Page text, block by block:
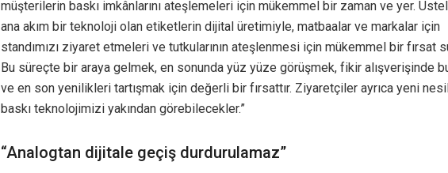
müşterilerin baskı imkânlarını ateşlemeleri için mükemmel bir zaman ve yer.
ana akım bir teknoloji olan etiketlerin dijital üretimiyle, matbaalar ve markalar için
standımızı ziyaret etmeleri ve tutkularının ateşlenmesi için mükemmel bir fırsat
Bu süreçte bir araya gelmek, en sonunda yüz yüze görüşmek, fikir alışverişinde
ve en son yenilikleri tartışmak için değerli bir fırsattır. Ziyaretçiler ayrıca yeni
baskı teknolojimizi yakından görebilecekler.”
“Analogtan dijitale geçiş durdurulamaz”